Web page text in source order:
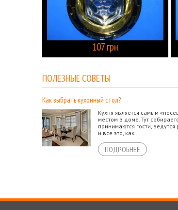
107 грн
ПОЛЕЗНЫЕ СОВЕТЫ
Как выбрать кухонный стол?
Кухня является самым
местом в доме. Тут
принимаются гости, ведутся
и все это, как...
ПОДРОБНЕЕ